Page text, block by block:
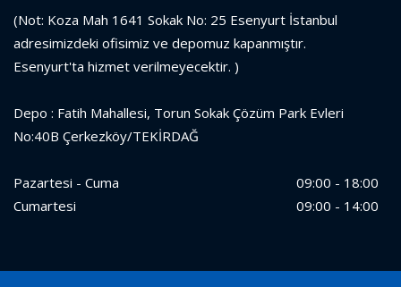
(Not: Koza Mah 1641 Sokak No: 25 Esenyurt İstanbul
adresimizdeki ofisimiz ve depomuz kapanmıştır.
Esenyurt'ta hizmet verilmeyecektir. )
Depo : Fatih Mahallesi, Torun Sokak Çözüm Park Evleri
No:40B Çerkezköy/TEKİRDAĞ
Pazartesi - Cuma
09:00 - 18:00
Cumartesi
09:00 - 14:00